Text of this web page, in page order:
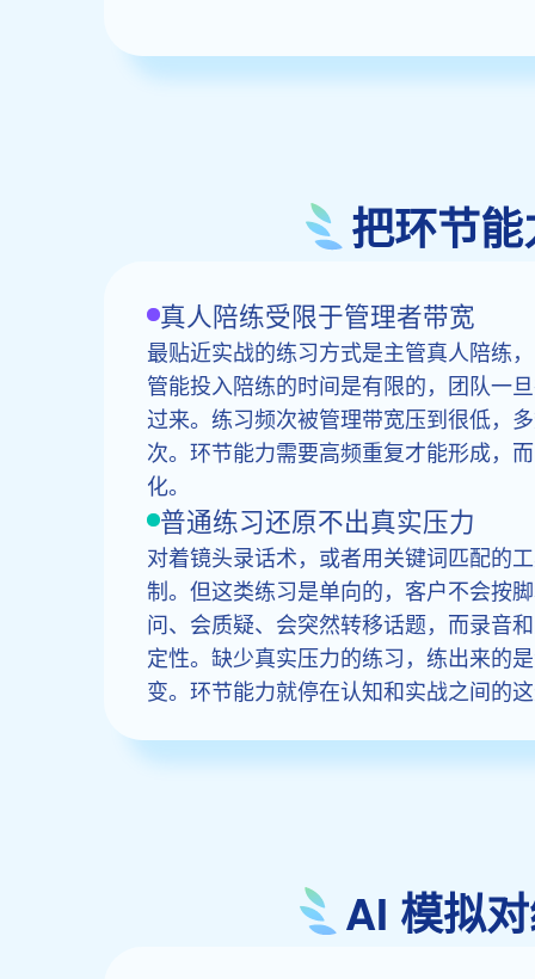
把环节
真人陪练受限于管理者带宽
最贴近实战的练习方式是主管真人陪练
管能投入陪练的时间是有限的，团队一
过来。练习频次被管理带宽压到很低，
次。环节能力需要高频重复才能形成，
化。
普通练习还原不出真实压力
对着镜头录话术，或者用关键词匹配的
制。但这类练习是单向的，客户不会按
问、会质疑、会突然转移话题，而录音
定性。缺少真实压力的练习，练出来的
变。环节能力就停在认知和实战之间的
AI 模拟